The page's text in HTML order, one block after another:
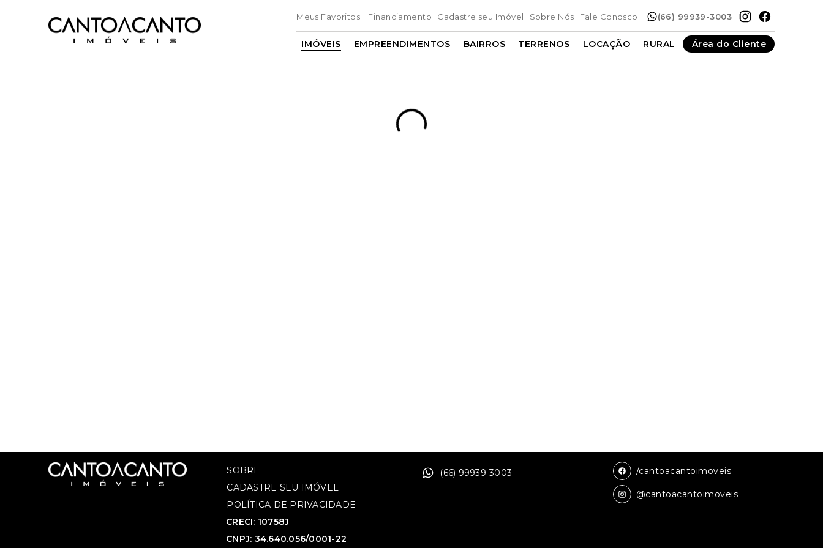
Meus Favoritos Financiamento Cadastre seu Imóvel Sobre Nós Fale Conosco (66) 99939-3003
IMÓVEIS EMPREENDIMENTOS BAIRROS TERRENOS LOCAÇÃO RURAL Área do Cliente
SOBRE
CADASTRE SEU IMÓVEL
POLÍTICA DE PRIVACIDADE
CRECI: 10758J
CNPJ: 34.640.056/0001-22
(66) 99939-3003 /cantoacantoimoveis
@cantoacantoimoveis